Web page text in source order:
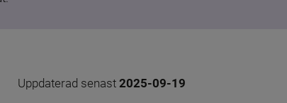
Uppdaterad senast 2025-09-19